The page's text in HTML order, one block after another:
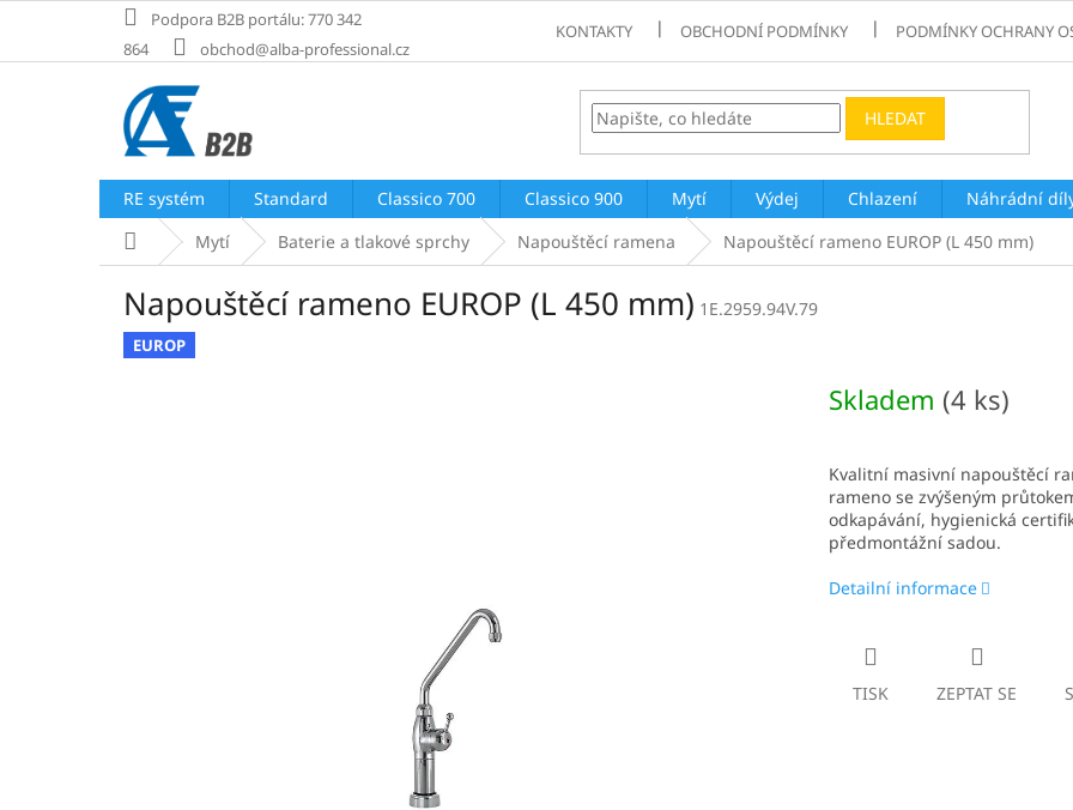
obsah
Podpora B2B portálu: 770 342
864
obchod@alba-professional.cz
KONTAKTY OBCHODNÍ PODMÍNKY PODMÍNKY OCHRANY
HLEDAT
RE systém Standard Classico 700 Classico 900 Mytí Výdej Chlazení Náhrádní
Domů Mytí Baterie a tlakové sprchy Napouštěcí ramena Napouštěcí rameno EUROP (L 450 mm)
Napouštěcí rameno EUROP (L 450 mm) 1E.2959.94V.79
EUROP
Skladem (4 ks)
Kvalitní masivní napouštěcí
rameno se zvýšeným
odkapávání, hygienická
předmontážní sadou.
Detailní informace
TISK ZEPTAT SE